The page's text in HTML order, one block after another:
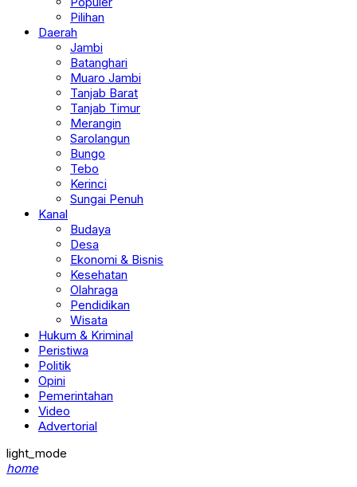
Pilihan
Daerah
Jambi
Batanghari
Muaro Jambi
Tanjab Barat
Tanjab Timur
Merangin
Sarolangun
Bungo
Tebo
Kerinci
Sungai Penuh
Kanal
Budaya
Desa
Ekonomi & Bisnis
Kesehatan
Olahraga
Pendidikan
Wisata
Hukum & Kriminal
Peristiwa
Politik
Opini
Pemerintahan
Video
Advertorial
light_mode
home